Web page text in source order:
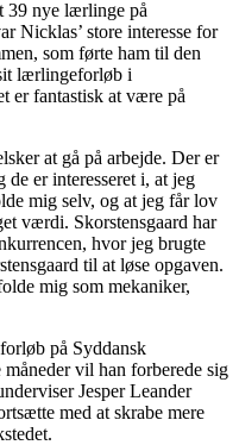
39 nye lærlinge på
Nicklas’ store interesse for
som førte ham til den
lærlingeforløb i
er fantastisk at være på
at gå på arbejde. Der er
er interesseret i, at jeg
mig selv, og at jeg får lov
værdi. Skorstensgaard har
hvor jeg brugte
til at løse opgaven.
mig som mekaniker,
på Syddansk
vil han forberede sig
Jesper Leander
med at skrabe mere